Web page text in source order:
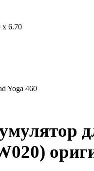
x 6.70
Yoga 460